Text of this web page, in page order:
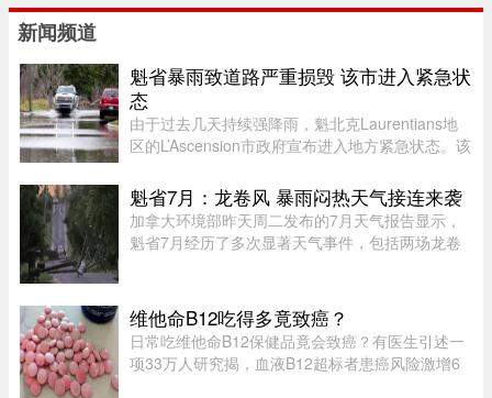
新闻频道
魁省暴雨致道路严重损毁 该市进入紧急状
态
由于过去几天持续强降雨，魁北克Laurentians地
区的L’Ascension市政府宣布进入地方紧急状态。该
区遭遇严重雨灾，多条道路受到破坏，其中一些路
段甚至被冲毁或无法通行。 ...
魁省7月：龙卷风 暴雨闷热天气接连来袭
加拿大环境部昨天周二发布的7月天气报告显示，
魁省7月经历了多次显著天气事件，包括两场龙卷
别袭击了Laurentides地区的Ha ...
维他命B12吃得多竟致癌？
日常吃维他命B12保健品竟会致癌？有医生引述一
项33万人研究揭，血液B12超标者患癌风险激增6